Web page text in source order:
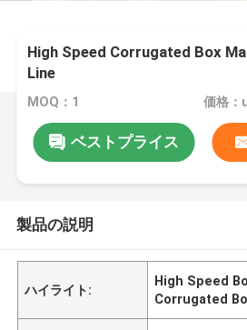
High Speed Corrugated Box
Line
MOQ：1 価格
ベストプライス
製品の説明
ハイライト:
High Speed
Corrugated